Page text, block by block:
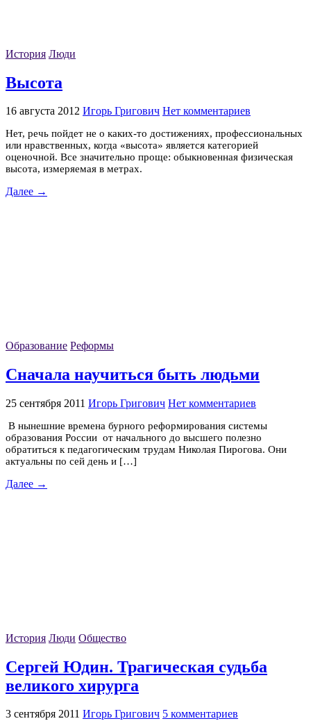
История Люди
Высота
16 августа 2012 Игорь Григович Нет комментариев
Нет, речь пойдет не о каких-то достижениях, профессиональных
или нравственных, когда «высота» является категорией
оценочной. Все значительно проще: обыкновенная физическая
высота, измеряемая в метрах.
Далее →
Образование Реформы
Сначала научиться быть людьми
25 сентября 2011 Игорь Григович Нет комментариев
В нынешние времена бурного реформирования системы
образования России от начального до высшего полезно
обратиться к педагогическим трудам Николая Пирогова. Они
актуальны по сей день и […]
Далее →
История Люди Общество
Сергей Юдин. Трагическая судьба
великого хирурга
3 сентября 2011 Игорь Григович 5 комментариев